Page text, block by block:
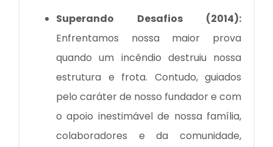
Superando Desafios (2014):
Enfrentamos nossa maior prova
quando um incêndio destruiu nossa
estrutura e frota. Contudo, guiados
pelo caráter de nosso fundador e com
o apoio inestimável de nossa família,
colaboradores e da comunidade,